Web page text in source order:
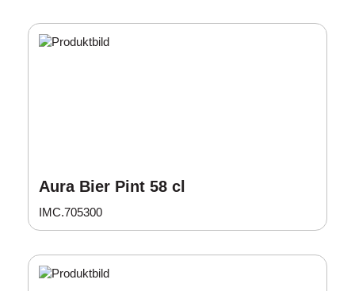
Aura Bier Pint 58 cl
IMC.705300